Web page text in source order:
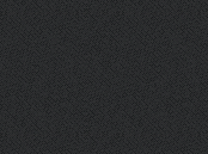
په‌روه‌ردێ: ده‌واما سالا خواندنێ 2022/2021 دێ یا
سه‌رپه‌رشتیا مه‌سرور بارزانى